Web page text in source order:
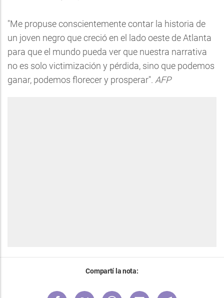
"Me propuse conscientemente contar la historia de
un joven negro que creció en el lado oeste de Atlanta
para que el mundo pueda ver que nuestra narrativa
no es solo victimización y pérdida, sino que podemos
ganar, podemos florecer y prosperar". AFP
Compartí la nota: